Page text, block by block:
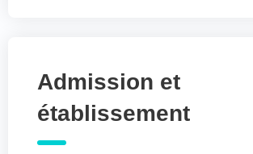
Admission et
établissement